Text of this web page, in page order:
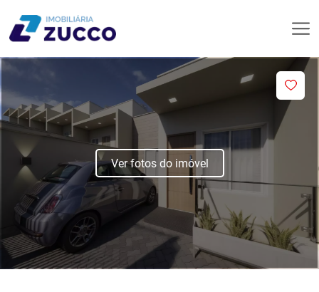
Ver fotos do imóvel